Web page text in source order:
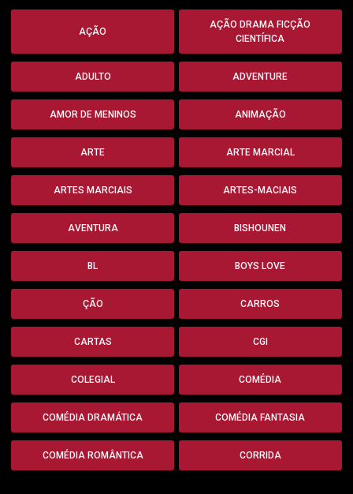
AÇÃO
AÇÃO DRAMA FICÇÃO
CIENTÍFICA
ADULTO ADVENTURE
AMOR DE MENINOS ANIMAÇÃO
ARTE ARTE MARCIAL
ARTES MARCIAIS ARTES-MACIAIS
AVENTURA BISHOUNEN
BL BOYS LOVE
ÇÃO CARROS
CARTAS CGI
COLEGIAL COMÉDIA
COMÉDIA DRAMÁTICA COMÉDIA FANTASIA
COMÉDIA ROMÂNTICA CORRIDA